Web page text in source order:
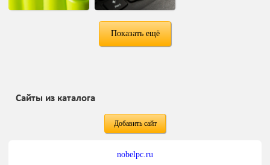
Показать ещё
Сайты из каталога
Добавить сайт
nobelpc.ru